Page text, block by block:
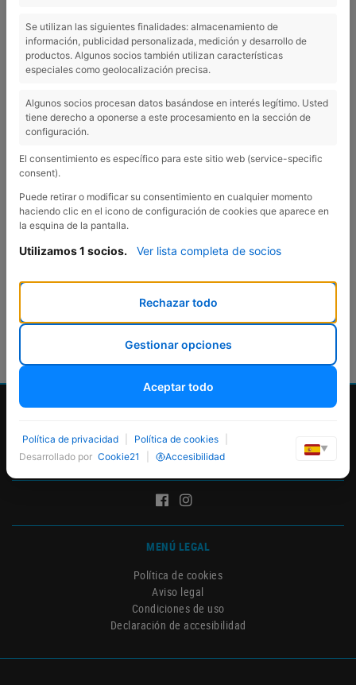
MENÚ LEGAL
Política de cookies
Aviso legal
Condiciones de uso
Declaración de accesibilidad
Se utilizan las siguientes finalidades: almacenamiento de
información, publicidad personalizada, medición y desarrollo de
productos. Algunos socios también utilizan características
especiales como geolocalización precisa.
Algunos socios procesan datos basándose en interés legítimo. Usted
tiene derecho a oponerse a este procesamiento en la sección de
configuración.
El consentimiento es específico para este sitio web (service-specific
consent).
Puede retirar o modificar su consentimiento en cualquier momento
haciendo clic en el icono de configuración de cookies que aparece en
la esquina de la pantalla.
Utilizamos 1 socios. Ver lista completa de socios
Rechazar todo
Gestionar opciones
Aceptar todo
Política de privacidad Política de cookies
Desarrollado por Cookie21 Accesibilidad
▼